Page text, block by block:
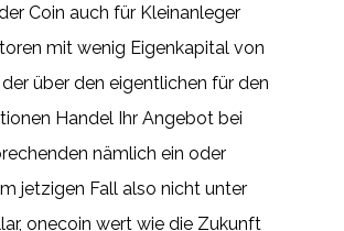
Coin auch für Kleinanleger
mit wenig Eigenkapital von
der über den eigentlichen für den
Handel Ihr Angebot bei
nämlich ein oder
jetzigen Fall also nicht unter
onecoin wert wie die Zukunft